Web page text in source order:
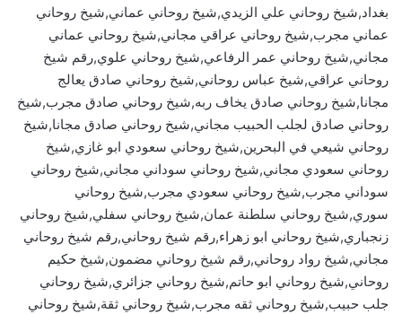
بغداد,شيخ روحاني علي الزيدي,شيخ روحاني عماني,شيخ روحاني
عماني مجرب,شيخ روحاني عراقي مجاني,شيخ روحاني عماني
مجاني,شيخ روحاني عمر الرفاعي,شيخ روحاني علوي,رقم شيخ
روحاني عراقي,شيخ عباس روحاني,شيخ روحاني صادق يعالج
مجانا,شيخ روحاني صادق يخاف ربه,شيخ روحاني صادق مجرب,شيخ
روحاني صادق لجلب الحبيب مجاني,شيخ روحاني صادق مجانا,شيخ
روحاني شيعي في البحرين,شيخ روحاني سعودي ابو غازي,شيخ
روحاني سعودي مجاني,شيخ روحاني سوداني مجاني,شيخ روحاني
سوداني مجرب,شيخ روحاني سعودي مجرب,شيخ روحاني
سوري,شيخ روحاني سلطنة عمان,شيخ روحاني سفلي,شيخ روحاني
زنجباري,شيخ روحاني ابو زهراء,رقم شيخ روحاني,رقم شيخ روحاني
مجاني,شيخ رواد روحاني,رقم شيخ روحاني مضمون,شيخ حكيم
روحاني,شيخ روحاني ابو حاتم,شيخ روحاني جزائري,شيخ روحاني
جلب حبيب,شيخ روحاني ثقه مجرب,شيخ روحاني ثقة,شيخ روحاني